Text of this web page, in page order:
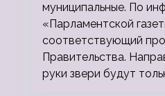
муниципальные. По
«Парламентской
соответствующий
Правительства.
руки звери будут